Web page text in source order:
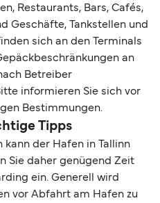
Restaurants, Bars, Cafés,
Geschäfte, Tankstellen und
sich an den Terminals
an
Betreiber
informieren Sie sich vor
Bestimmungen.
Tipps
kann der Hafen in Tallinn
Sie daher genügend Zeit
ein. Generell wird
vor Abfahrt am Hafen zu